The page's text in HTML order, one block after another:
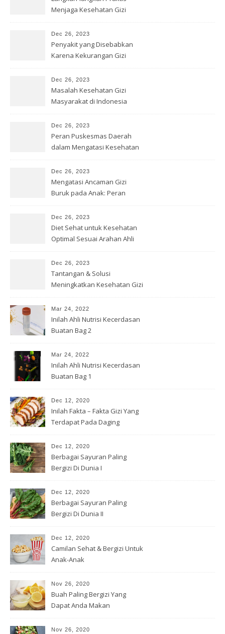
Menjaga Kesehatan Gizi
Dec 26, 2023
Penyakit yang Disebabkan
Karena Kekurangan Gizi
Dec 26, 2023
Masalah Kesehatan Gizi
Masyarakat di Indonesia
Dec 26, 2023
Peran Puskesmas Daerah
dalam Mengatasi Kesehatan
Dec 26, 2023
Mengatasi Ancaman Gizi
Buruk pada Anak: Peran
Dec 26, 2023
Diet Sehat untuk Kesehatan
Optimal Sesuai Arahan Ahli
Dec 26, 2023
Tantangan & Solusi
Meningkatkan Kesehatan Gizi
Mar 24, 2022
Inilah Ahli Nutrisi Kecerdasan
Buatan Bag 2
Mar 24, 2022
Inilah Ahli Nutrisi Kecerdasan
Buatan Bag 1
Dec 12, 2020
Inilah Fakta – Fakta Gizi Yang
Terdapat Pada Daging
Dec 12, 2020
Berbagai Sayuran Paling
Bergizi Di Dunia I
Dec 12, 2020
Berbagai Sayuran Paling
Bergizi Di Dunia II
Dec 12, 2020
Camilan Sehat & Bergizi Untuk
Anak-Anak
Nov 26, 2020
Buah Paling Bergizi Yang
Dapat Anda Makan
Nov 26, 2020